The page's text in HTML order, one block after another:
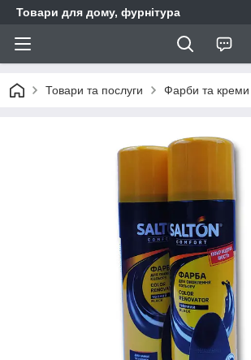
Товари для дому, фурнітура
Товари та послуги Фарби та креми